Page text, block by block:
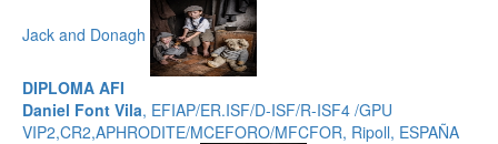
Jack and Donagh
DIPLOMA AFI
Daniel Font Vila, EFIAP/ER.ISF/D-ISF/R-ISF4 /GPU
VIP2,CR2,APHRODITE/MCEFORO/MFCFOR, Ripoll, ESPAÑA